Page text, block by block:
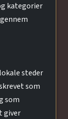
kategorier
steder
som
som
giver